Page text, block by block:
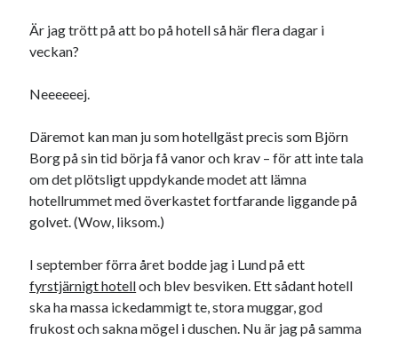
Är jag trött på att bo på hotell så här flera dagar i
veckan?
Neeeeeej.
Däremot kan man ju som hotellgäst precis som Björn
Borg på sin tid börja få vanor och krav – för att inte tala
om det plötsligt uppdykande modet att lämna
hotellrummet med överkastet fortfarande liggande på
golvet. (Wow, liksom.)
I september förra året bodde jag i Lund på ett
fyrstjärnigt hotelloch blev besviken. Ett sådant hotell
ska ha massa ickedammigt te, stora muggar, god
frukost och sakna mögel i duschen. Nu är jag på samma